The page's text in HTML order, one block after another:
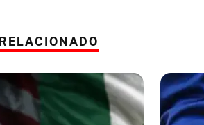
RELACIONADO